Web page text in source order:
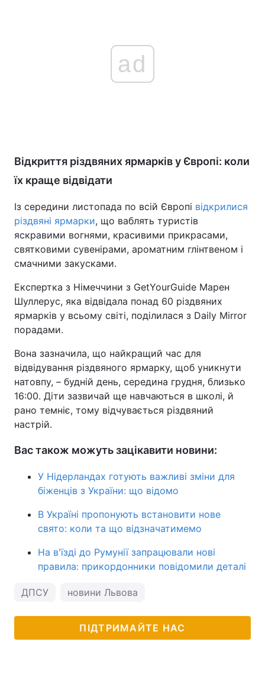
ad
Відкриття різдвяних ярмарків у Європі: коли
їх краще відвідати
Із середини листопада по всій Європі відкрилися
різдвяні ярмарки, що ваблять туристів
яскравими вогнями, красивими прикрасами,
святковими сувенірами, ароматним глінтвеном і
смачними закусками.
Експертка з Німеччини з GetYourGuide Марен
Шуллерус, яка відвідала понад 60 різдвяних
ярмарків у всьому світі, поділилася з Daily Mirror
порадами.
Вона зазначила, що найкращий час для
відвідування різдвяного ярмарку, щоб уникнути
натовпу, – будній день, середина грудня, близько
16:00. Діти зазвичай ще навчаються в школі, й
рано темніє, тому відчувається різдвяний
настрій.
Вас також можуть зацікавити новини:
У Нідерландах готують важливі зміни для
біженців з України: що відомо
В Україні пропонують встановити нове
свято: коли та що відзначатимемо
На в'їзді до Румунії запрацювали нові
правила: прикордонники повідомили деталі
ДПСУ новини Львова
ПІДТРИМАЙТЕ НАС